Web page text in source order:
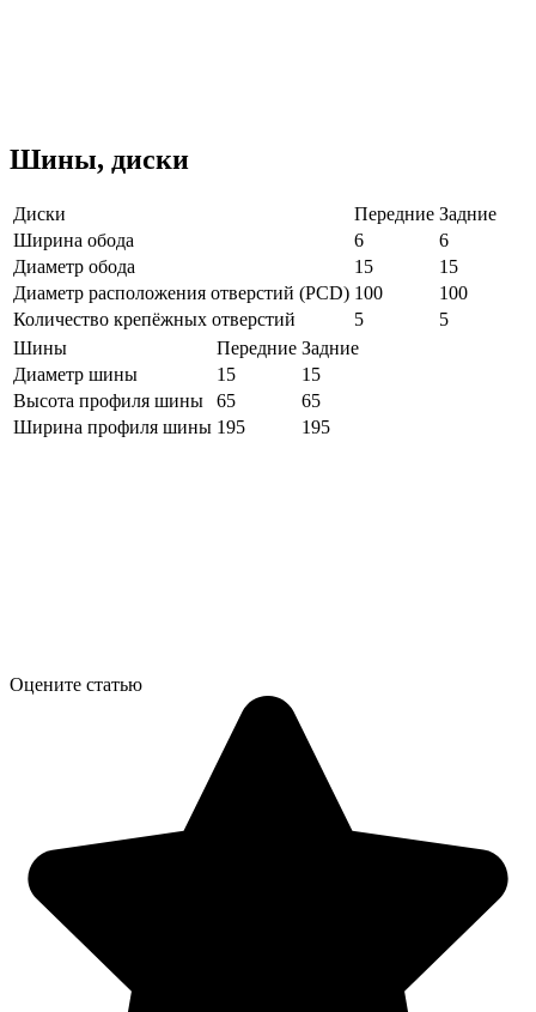
Шины, диски
Диски Передние Задние
Ширина обода
6
6
Диаметр обода
15
15
Диаметр расположения отверстий (PCD) 100
100
Количество крепёжных отверстий
5
5
Шины
Передние Задние
Диаметр шины
15
15
Высота профиля шины
65
65
Ширина профиля шины 195 195
Оцените статью